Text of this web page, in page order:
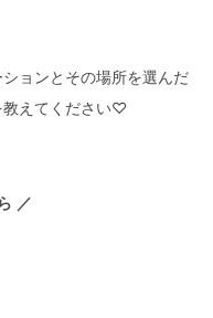
ョンとその場所を選んだ
教えてください♡
／